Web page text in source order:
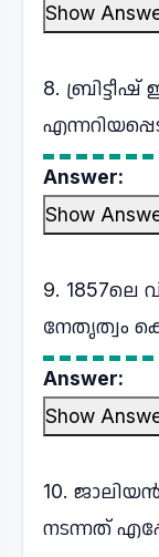
Show
8.
Answer:
Show
9. 1857ലെ
നേതൃത്വം
Answer:
Show
10.
നടന്നത്